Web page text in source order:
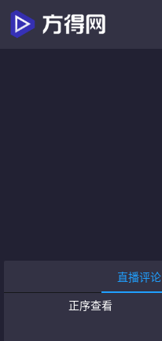
直播评论
正序查看